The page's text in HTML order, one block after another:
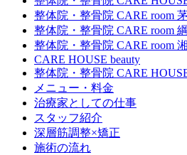
整体院・整骨院 CARE room
整体院・整骨院 CARE room
整体院・整骨院 CARE room
CARE HOUSE beauty
整体院・整骨院 CARE
メニュー・料金
治療家としての仕事
スタッフ紹介
深層筋調整×矯正
施術の流れ